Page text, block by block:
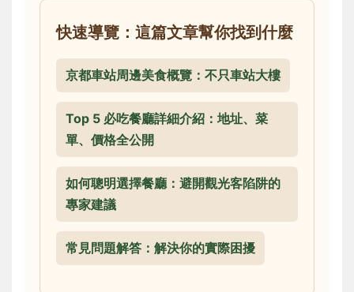
快速導覽：這篇文章幫你找到什麼
京都車站周邊美食概覽：不只車站大樓
Top 5 必吃餐廳詳細介紹：地址、菜
單、價格全公開
如何聰明選擇餐廳：避開觀光客陷阱的
專家建議
常見問題解答：解決你的實際困擾